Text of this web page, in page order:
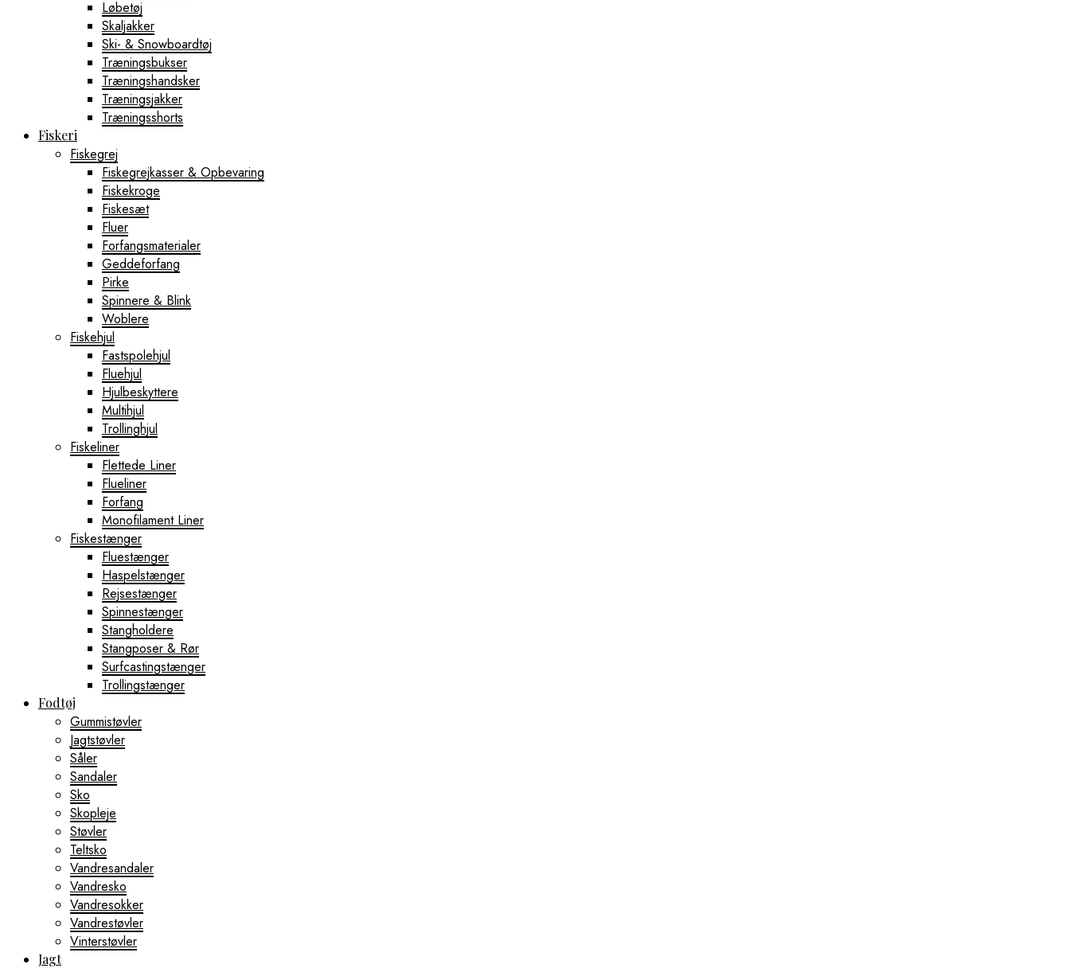
Løbetøj
Skaljakker
Ski- & Snowboardtøj
Træningsbukser
Træningshandsker
Træningsjakker
Træningsshorts
Fiskeri
Fiskegrej
Fiskegrejkasser & Opbevaring
Fiskekroge
Fiskesæt
Fluer
Forfangsmaterialer
Geddeforfang
Pirke
Spinnere & Blink
Woblere
Fiskehjul
Fastspolehjul
Fluehjul
Hjulbeskyttere
Multihjul
Trollinghjul
Fiskeliner
Flettede Liner
Flueliner
Forfang
Monofilament Liner
Fiskestænger
Fluestænger
Haspelstænger
Rejsestænger
Spinnestænger
Stangholdere
Stangposer & Rør
Surfcastingstænger
Trollingstænger
Fodtøj
Gummistøvler
Jagtstøvler
Såler
Sandaler
Sko
Skopleje
Støvler
Teltsko
Vandresandaler
Vandresko
Vandresokker
Vandrestøvler
Vinterstøvler
Jagt